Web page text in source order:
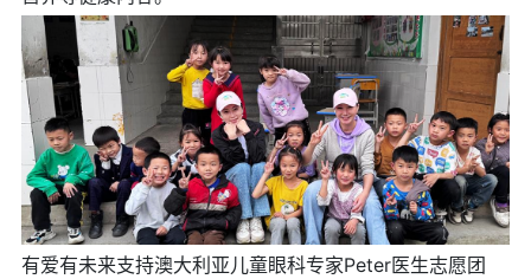
有爱有未来支持澳大利亚儿童眼科专家Peter医生志愿团